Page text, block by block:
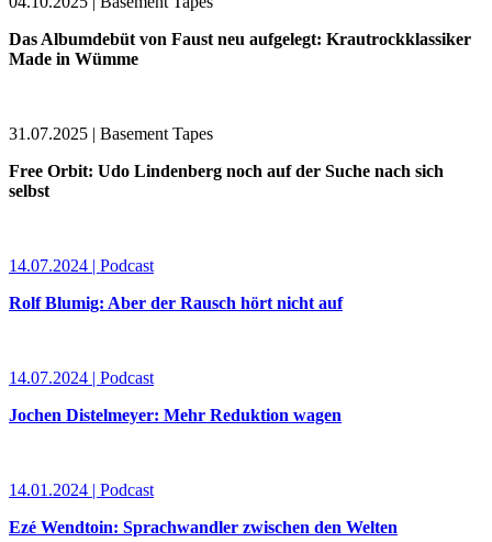
Das Albumdebüt von Faust neu aufgelegt: Krautrockklassiker
Made in Wümme
31.07.2025 | Basement Tapes
Free Orbit: Udo Lindenberg noch auf der Suche nach sich
selbst
14.07.2024 | Podcast
Rolf Blumig: Aber der Rausch hört nicht auf
14.07.2024 | Podcast
Jochen Distelmeyer: Mehr Reduktion wagen
14.01.2024 | Podcast
Ezé Wendtoin: Sprachwandler zwischen den Welten